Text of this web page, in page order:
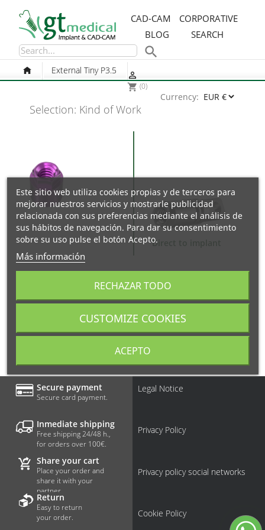
CAD-CAM
CORPORATIVE
BLOG
SEARCH
Currency:

shopping_cart (0)

External Tiny P3.5
Selection: Kind of Work
Direct to implant
Secure payment
Secure card payment.
Inmediate shipping
Free shipping 24/48 h.,
for orders over 100€.
Share your cart
Place your order and
share it with your
partner.
Return
Easy to return
your order.
Legal Notice
Privacy Policy
Privacy policy social networks
Cookie Policy
Este sitio web utiliza cookies propias y de terceros para
mejorar nuestros servicios y mostrarle publicidad
relacionada con sus preferencias mediante el análisis de
sus hábitos de navegación. Para dar su consentimiento
sobre su uso pulse el botón Acepto.
Más información
RECHAZAR TODO
CUSTOMIZE COOKIES
ACEPTO